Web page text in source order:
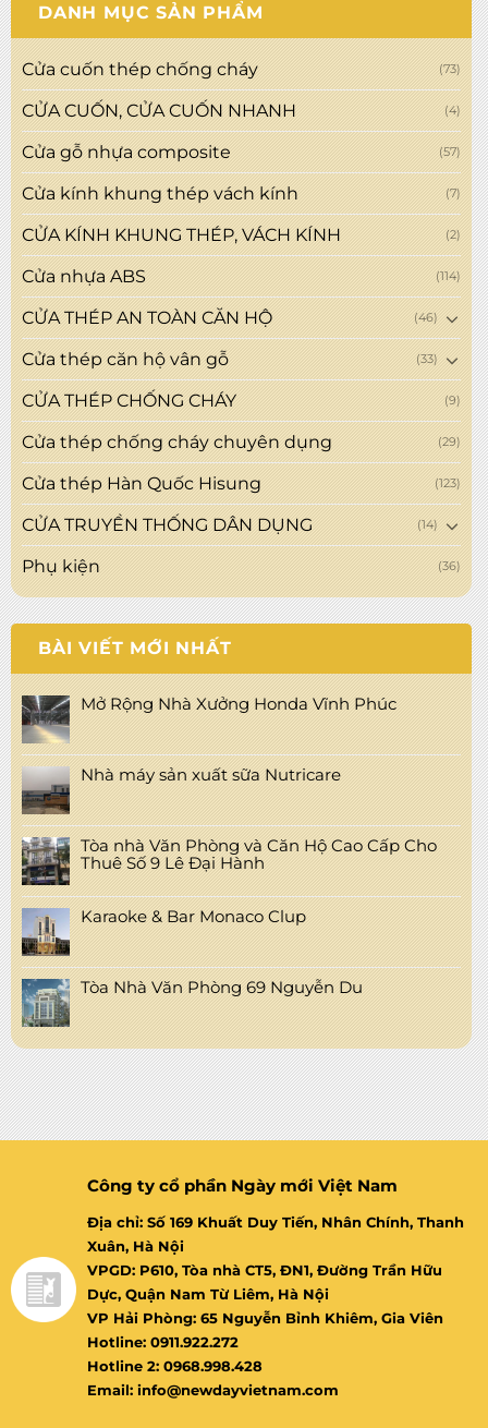
DANH MỤC SẢN PHẨM
Cửa cuốn thép chống cháy (73)
CỬA CUỐN, CỬA CUỐN NHANH (4)
Cửa gỗ nhựa composite (57)
Cửa kính khung thép vách kính (7)
CỬA KÍNH KHUNG THÉP, VÁCH KÍNH (2)
Cửa nhựa ABS (114)
CỬA THÉP AN TOÀN CĂN HỘ (46)
Cửa thép căn hộ vân gỗ (33)
CỬA THÉP CHỐNG CHÁY (9)
Cửa thép chống cháy chuyên dụng (29)
Cửa thép Hàn Quốc Hisung (123)
CỬA TRUYỀN THỐNG DÂN DỤNG (14)
Phụ kiện (36)
BÀI VIẾT MỚI NHẤT
Mở Rộng Nhà Xưởng Honda Vĩnh Phúc
Nhà máy sản xuất sữa Nutricare
Tòa nhà Văn Phòng và Căn Hộ Cao Cấp Cho
Thuê Số 9 Lê Đại Hành
Karaoke & Bar Monaco Clup
Tòa Nhà Văn Phòng 69 Nguyễn Du
Công ty cổ phần Ngày mới Việt Nam
Địa chỉ: Số 169 Khuất Duy Tiến, Nhân Chính, Thanh
Xuân, Hà Nội
VPGD: P610, Tòa nhà CT5, ĐN1, Đường Trần Hữu
Dực, Quận Nam Từ Liêm, Hà Nội
VP Hải Phòng: 65 Nguyễn Bỉnh Khiêm, Gia Viên
Hotline: 0911.922.272
Hotline 2: 0968.998.428
Email: info@newdayvietnam.com